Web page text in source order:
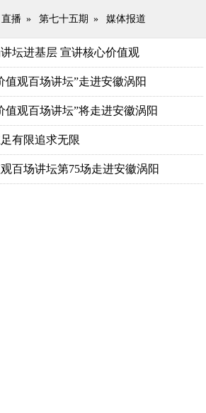
直播 » 第七十五期 » 媒体报道
坛进基层 宣讲核心价值观
值观百场讲坛”走进安徽涡阳
值观百场讲坛”将走进安徽涡阳
有限追求无限
百场讲坛第75场走进安徽涡阳